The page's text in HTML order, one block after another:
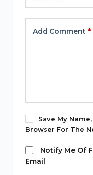
Add Comment *
Save My
Browser For The
Notify Me Of
Email.